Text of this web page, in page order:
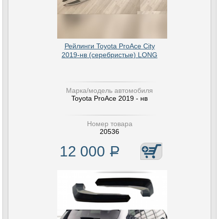
Рейлинги Toyota ProAce City
2019-нв (серебристые) LONG
Марка/модель автомобиля
Toyota ProAce 2019 - нв
Номер товара
20536
12 000 Р